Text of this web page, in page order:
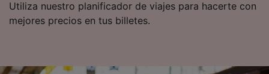
Utiliza nuestro planificador de viajes para hacerte con
mejores precios en tus billetes.